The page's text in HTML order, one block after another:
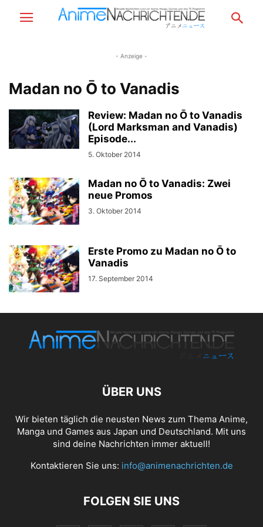
- Anzeige -
Madan no Ō to Vanadis
Review: Madan no Ō to Vanadis
(Lord Marksman and Vanadis)
Episode...
5. Oktober 2014
Madan no Ō to Vanadis: Zwei
neue Promos
3. Oktober 2014
Erste Promo zu Madan no Ō to
Vanadis
17. September 2014
ÜBER UNS
Wir bieten täglich die neusten News zum Thema Anime,
Manga und Games aus Japan und Deutschland. Mit uns
sind deine Nachrichten immer aktuell!
Kontaktieren Sie uns: info@animenachrichten.de
FOLGEN SIE UNS